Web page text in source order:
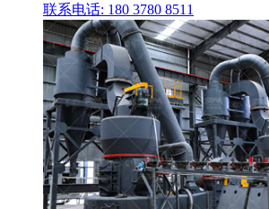
联系电话: 180 3780 8511